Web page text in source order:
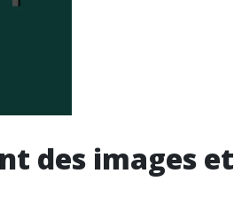
des images et